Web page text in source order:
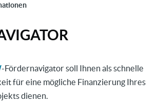
-Fördernavigator soll Ihnen als schnelle
für eine mögliche Finanzierung Ihres
dienen.